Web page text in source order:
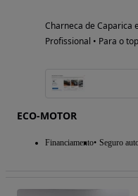
Charneca de Caparica
Profissional • Para o
ECO-MOTOR
Financiamento Seguro